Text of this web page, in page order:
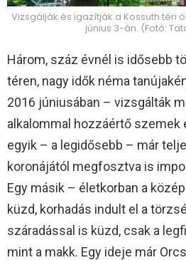
Vizsgálják és igazítják a Kossuth téri
június 3-án. (Fotó:
Három, száz évnél is idősebb
téren, nagy idők néma
2016 júniusában – vizsgálták
alkalommal hozzáértő szemek
egyik – a legidősebb – már
koronájától megfosztva is
Egy másik – életkorban a
küzd, korhadás indult el a
száradással is küzd, csak a
mint a makk. Egy ideje már